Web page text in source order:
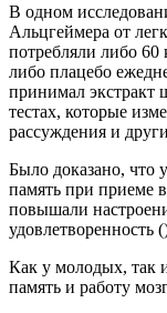
В одном
Альцгеймера от
потребляли либо 60
либо плацебо
принимал экстракт
тестах, которые
рассуждения и
Было доказано, что
память при приеме
повышали
удовлетворенность
Как у молодых, так
память и работу